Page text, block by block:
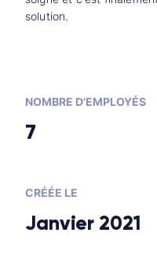
solution.
NOMBRE D'EMPLOYÉS
7
CRÉÉE LE
Janvier 2021